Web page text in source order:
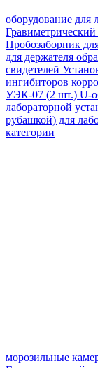
оборудование для
Пробозаборник
для держателя
свидетелей
ингибиторов
УЭК-07 (2 шт.) U-
лабораторной
рубашкой) для
категории
морозильные